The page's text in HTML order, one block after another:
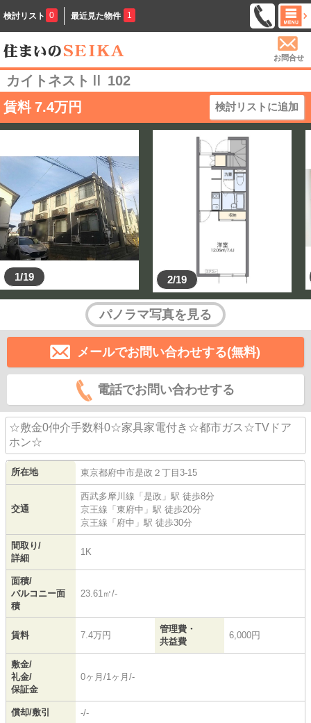
検討リスト 0 最近見た物件 1
お問合せ
カイトネストⅡ 102
賃料 7.4万円 検討リストに追加
1/19 2/19
パノラマ写真を見る
メールでお問い合わせする(無料)
電話でお問い合わせする
☆敷金0仲介手数料0☆家具家電付き☆都市ガス☆TVドア
ホン☆
所在地 東京都府中市是政 ２丁目3-15
交通
西武多摩川線 「 是政 」駅 徒歩8分
京王線 「 東府中 」駅 徒歩20分
京王線 「 府中 」駅 徒歩30分
間取り/
詳細
1K
面積/
バルコニー面
積
23.61㎡/-
賃料 7.4万円
管理費・
共益費
6,000円
敷金/
礼金/
保証金
0ヶ月/1ヶ月/-
償却/敷引 -/-